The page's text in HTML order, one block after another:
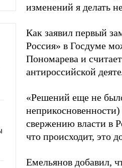
изменений я делать
Как заявил первый
Россия» в Госдуме
Пономарева и
антироссийской
«Решений еще не
свержению власти в
что происходит, это
Емельянов добавил,